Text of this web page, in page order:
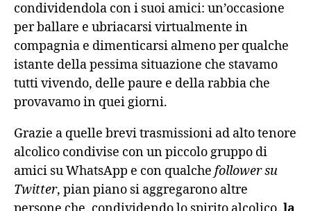
condividendola con i suoi amici: un’occasione
per ballare e ubriacarsi virtualmente in
compagnia e dimenticarsi almeno per qualche
istante della pessima situazione che stavamo
tutti vivendo, delle paure e della rabbia che
provavamo in quei giorni.
Grazie a quelle brevi trasmissioni ad alto tenore
alcolico condivise con un piccolo gruppo di
amici su WhatsApp e con qualche follower su
Twitter, pian piano si aggregarono altre